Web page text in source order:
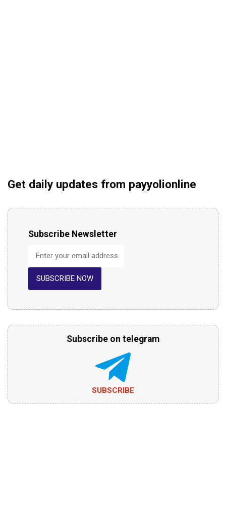
Get daily updates from payyolionline
Subscribe Newsletter
SUBSCRIBE NOW
Subscribe on telegram
SUBSCRIBE